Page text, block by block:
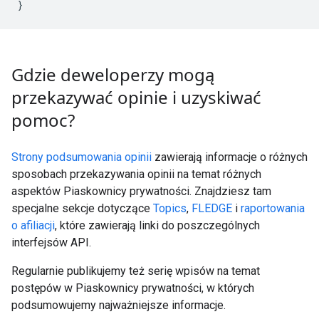
}
Gdzie deweloperzy mogą
przekazywać opinie i uzyskiwać
pomoc?
Strony podsumowania opinii zawierają informacje o różnych
sposobach przekazywania opinii na temat różnych
aspektów Piaskownicy prywatności. Znajdziesz tam
specjalne sekcje dotyczące Topics, FLEDGE i raportowania
o afiliacji, które zawierają linki do poszczególnych
interfejsów API.
Regularnie publikujemy też serię wpisów na temat
postępów w Piaskownicy prywatności, w których
podsumowujemy najważniejsze informacje.